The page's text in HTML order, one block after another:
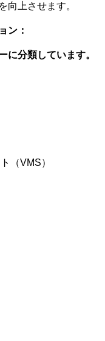
向上させます。
ン：
に分類しています。
（VMS）